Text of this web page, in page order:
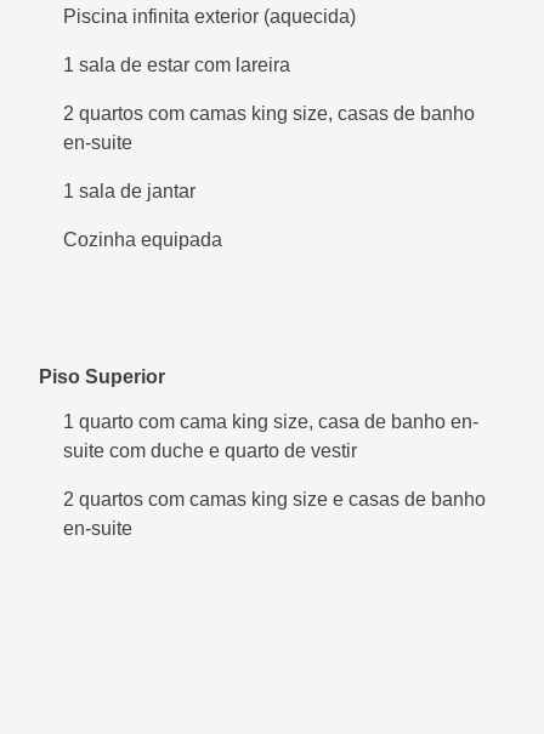
Piscina infinita exterior (aquecida)
1 sala de estar com lareira
2 quartos com camas king size, casas de banho
en-suite
1 sala de jantar
Cozinha equipada
Piso Superior
1 quarto com cama king size, casa de banho en-
suite com duche e quarto de vestir
2 quartos com camas king size e casas de banho
en-suite